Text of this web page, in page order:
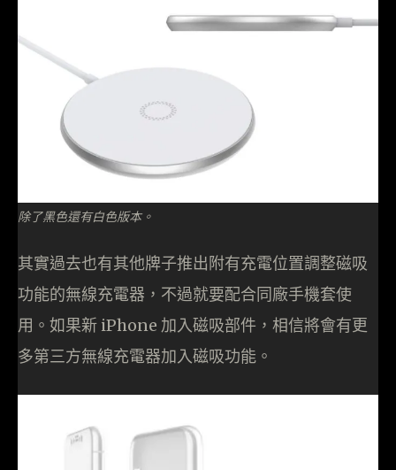
除了黑色還有白色版本。
其實過去也有其他牌子推出附有充電位置調整磁吸
功能的無線充電器，不過就要配合同廠手機套使
用。如果新 iPhone 加入磁吸部件，相信將會有更
多第三方無線充電器加入磁吸功能。